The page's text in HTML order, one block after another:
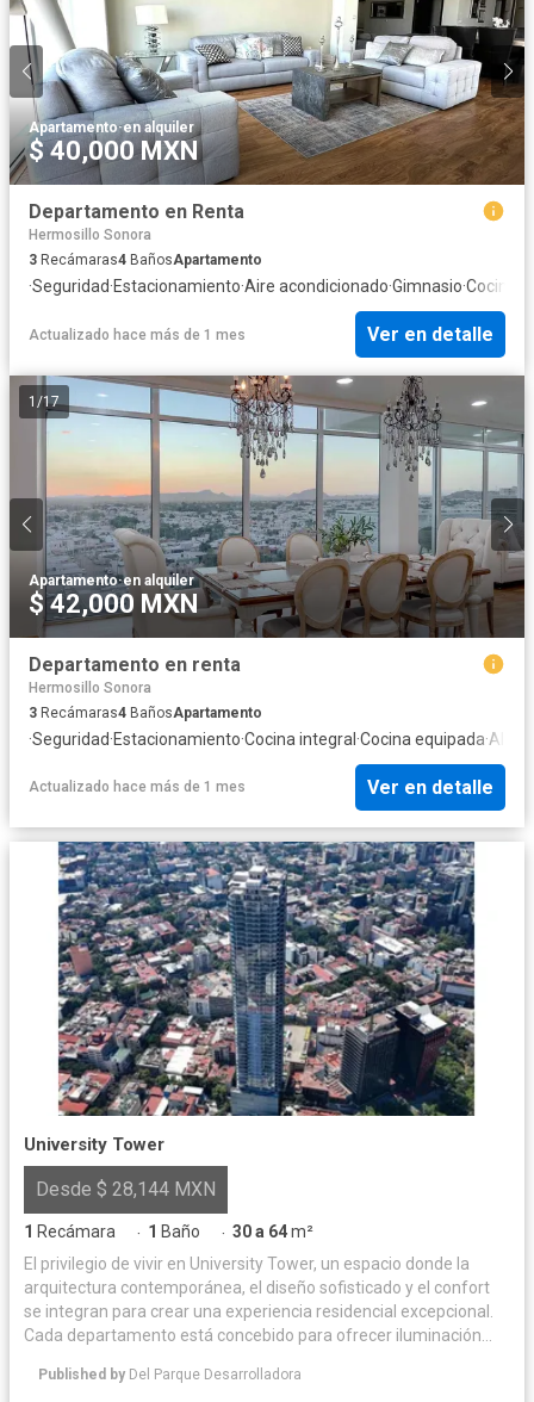
Apartamento·en alquiler
$ 40,000 MXN
Departamento en Renta
Hermosillo Sonora
3 Recámaras4 BañosApartamento
·Seguridad·Estacionamiento·Aire acondicionado·Gimnasio·Cocina
Actualizado hace más de 1 mes Ver en detalle
1 /17
Apartamento·en alquiler
$ 42,000 MXN
Departamento en renta
Hermosillo Sonora
3 Recámaras4 BañosApartamento
·Seguridad·Estacionamiento·Cocina integral·Cocina equipada·
Actualizado hace más de 1 mes Ver en detalle
University Tower
Desde $ 28,144 MXN
1 Recámara · 1 Baño · 30 a 64m²
El privilegio de vivir en University Tower, un espacio donde la
arquitectura contemporánea, el diseño sofisticado y el confort
se integran para crear una experiencia residencial excepcional.
Cada departamento está concebido para ofrecer iluminación
perfecto entre elegancia y funcionalidad. Las amenidades han
Published by Del Parque Desarrolladora